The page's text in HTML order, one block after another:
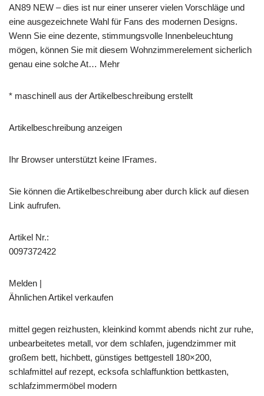
AN89 NEW – dies ist nur einer unserer vielen Vorschläge und
eine ausgezeichnete Wahl für Fans des modernen Designs.
Wenn Sie eine dezente, stimmungsvolle Innenbeleuchtung
mögen, können Sie mit diesem Wohnzimmerelement sicherlich
genau eine solche At… Mehr
* maschinell aus der Artikelbeschreibung erstellt
Artikelbeschreibung anzeigen
Ihr Browser unterstützt keine IFrames.
Sie können die Artikelbeschreibung aber durch klick auf diesen
Link aufrufen.
Artikel Nr.:
0097372422
Melden |
Ähnlichen Artikel verkaufen
mittel gegen reizhusten, kleinkind kommt abends nicht zur ruhe,
unbearbeitetes metall, vor dem schlafen, jugendzimmer mit
großem bett, hichbett, günstiges bettgestell 180×200,
schlafmittel auf rezept, ecksofa schlaffunktion bettkasten,
schlafzimmermöbel modern